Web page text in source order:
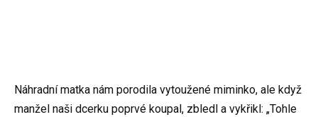
Náhradní matka nám porodila vytoužené miminko, ale když
manžel naši dcerku poprvé koupal, zbledl a vykřikl: „Tohle